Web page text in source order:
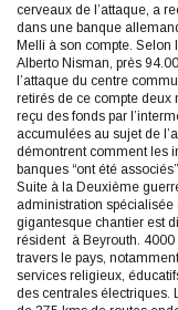
cerveaux de l’attaque, a
dans une banque
Melli à son compte. Selon
Alberto Nisman, près
l’attaque du centre
retirés de ce compte
reçu des fonds par
accumulées au sujet de
démontrent comment les
banques “ont été
Suite à la Deuxième
administration
gigantesque chantier est
résident à Beyrouth. 4000
travers le pays,
services religieux,
des centrales électriques.